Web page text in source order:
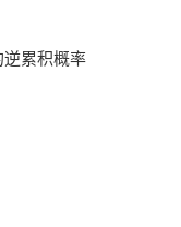
累积概率